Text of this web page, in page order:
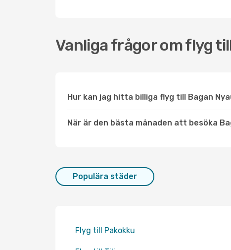
Vanliga frågor om flyg
Hur kan jag hitta billiga flyg till Bagan
När är den bästa månaden att besöka
Populära städer
Flyg till Pakokku